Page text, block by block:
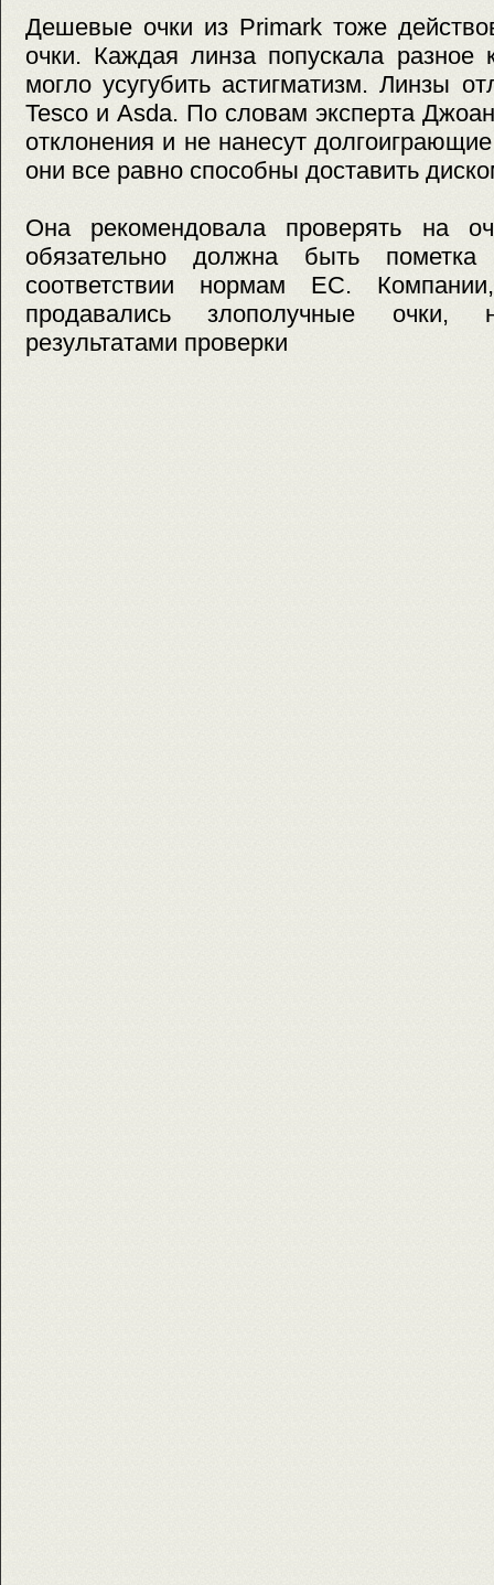
Дешевые очки из Primark тоже
очки. Каждая линза попускала разное
могло усугубить астигматизм. Линзы
Tesco и Asda. По словам эксперта
отклонения и не нанесут
они все равно способны доставить
Она рекомендовала проверять на
обязательно должна быть
соответствии нормам ЕС.
продавались злополучные
результатами проверки